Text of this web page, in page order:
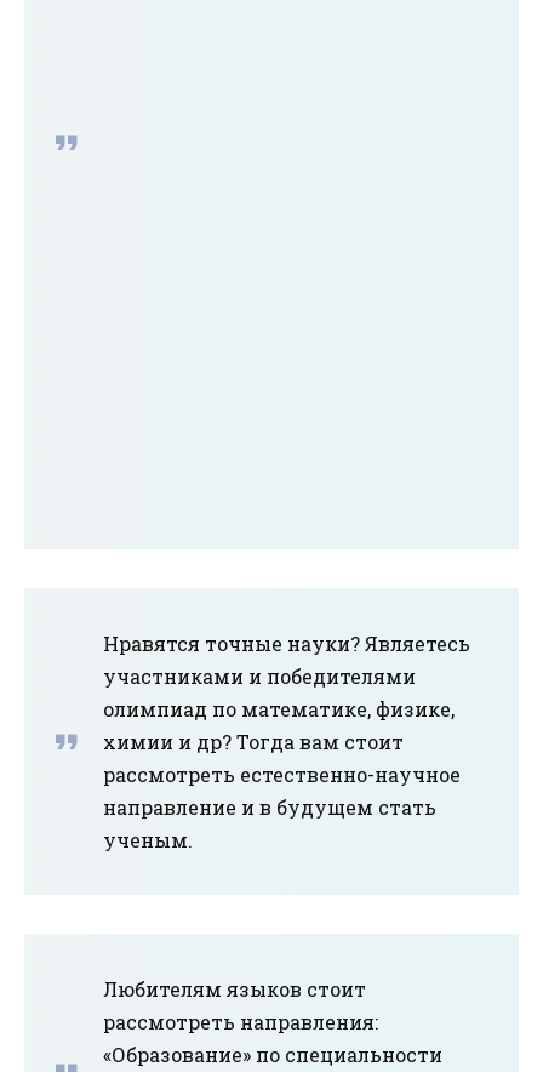
Нравятся точные науки? Являетесь
участниками и победителями
олимпиад по математике, физике,
химии и др? Тогда вам стоит
рассмотреть естественно-научное
направление и в будущем стать
ученым.
Любителям языков стоит
рассмотреть направления:
«Образование» по специальности